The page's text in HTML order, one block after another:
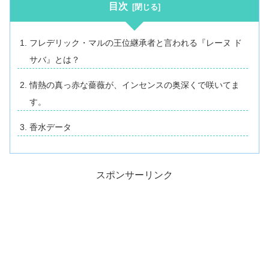
目次
フレデリック・マルの王位継承者と言われる『レーヌ ド
サバ』とは？
情熱の真っ赤な薔薇が、インセンスの奥深くで咲いてま
す。
香水データ
スポンサーリンク